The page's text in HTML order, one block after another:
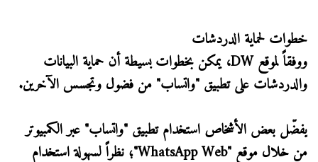
خطوات لحماية الدردشات
ووفقاً لموقع DW، يمكن بخطوات بسيطة أن حماية البيانات
والدردشات على تطبيق "واتساب" من فضول وتجسس الآخرين.
يفضّل بعض الأشخاص استخدام تطبيق "واتساب" عبر الكمبيوتر
من خلال موقع "WhatsApp Web"؛ نظراً لسهولة استخدام